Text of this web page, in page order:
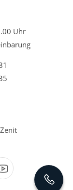
Uhr